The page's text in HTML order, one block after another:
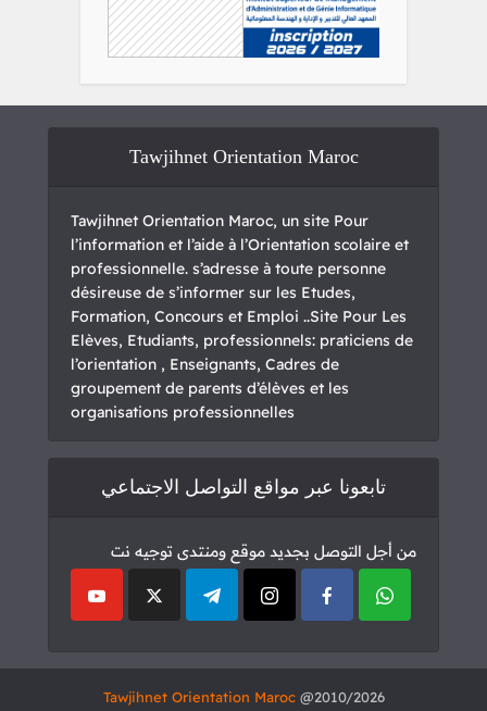
Tawjihnet Orientation Maroc
Tawjihnet Orientation Maroc, un site Pour
l’information et l’aide à l’Orientation scolaire et
professionnelle. s’adresse à toute personne
désireuse de s’informer sur les Etudes,
Formation, Concours et Emploi ..Site Pour Les
Elèves, Etudiants, professionnels: praticiens de
l’orientation , Enseignants, Cadres de
groupement de parents d’élèves et les
organisations professionnelles
تابعونا عبر مواقع التواصل الاجتماعي
من أجل التوصل بجديد موقع ومنتدى توجيه نت
2010/2026@
Tawjihnet Orientation Maroc